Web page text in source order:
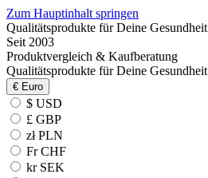
Zum Hauptinhalt springen
Qualitätsprodukte für Deine Gesundheit
Seit 2003
Produktvergleich & Kaufberatung
Qualitätsprodukte für Deine Gesundheit
€ Euro
$ USD
£ GBP
zł PLN
Fr CHF
kr SEK